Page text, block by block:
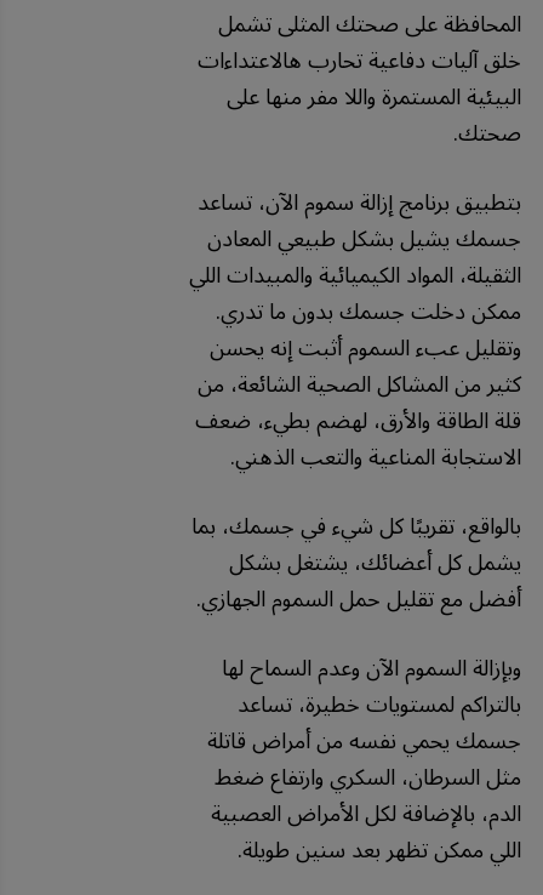
المحافظة على صحتك المثلى تشمل
خلق آليات دفاعية تحارب هالاعتداءات
البيئية المستمرة واللا مفر منها على
صحتك.
بتطبيق برنامج إزالة سموم الآن، تساعد
جسمك يشيل بشكل طبيعي المعادن
الثقيلة، المواد الكيميائية والمبيدات اللي
ممكن دخلت جسمك بدون ما تدري.
وتقليل عبء السموم أثبت إنه يحسن
كثير من المشاكل الصحية الشائعة، من
قلة الطاقة والأرق، لهضم بطيء، ضعف
الاستجابة المناعية والتعب الذهني.
بالواقع، تقريبًا كل شيء في جسمك، بما
يشمل كل أعضائك، يشتغل بشكل
أفضل مع تقليل حمل السموم الجهازي.
وبإزالة السموم الآن وعدم السماح لها
بالتراكم لمستويات خطيرة، تساعد
جسمك يحمي نفسه من أمراض قاتلة
مثل السرطان، السكري وارتفاع ضغط
الدم، بالإضافة لكل الأمراض العصبية
اللي ممكن تظهر بعد سنين طويلة.